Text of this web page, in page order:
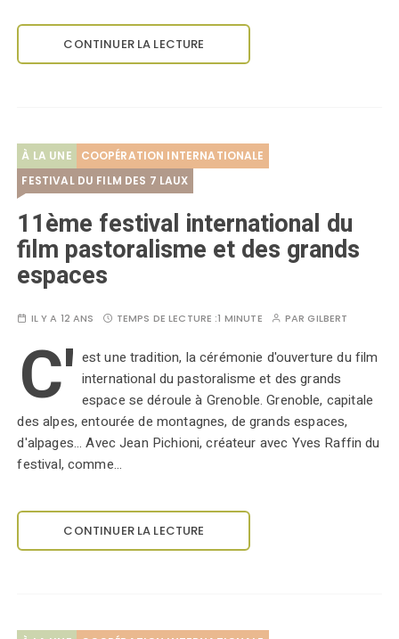
CONTINUER LA LECTURE
À LA UNE
COOPÉRATION INTERNATIONALE
FESTIVAL DU FILM DES 7 LAUX
11ème festival international du
film pastoralisme et des grands
espaces
IL Y A 12 ANS TEMPS DE LECTURE :1 MINUTE PARGILBERT
C' est une tradition, la cérémonie d'ouverture du film
international du pastoralisme et des grands
espace se déroule à Grenoble. Grenoble, capitale
des alpes, entourée de montagnes, de grands espaces,
d'alpages... Avec Jean Pichioni, créateur avec Yves Raffin du
festival, comme…
CONTINUER LA LECTURE